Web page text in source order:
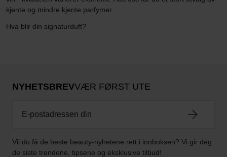
kjente og mindre kjente parfymer.
Hva blir din signaturduft?
NYHETSBREVVÆR FØRST UTE
Vil du få de beste beauty-nyhetene rett i innboksen? Vi gir deg
de siste trendene, tipsene og eksklusive tilbud!